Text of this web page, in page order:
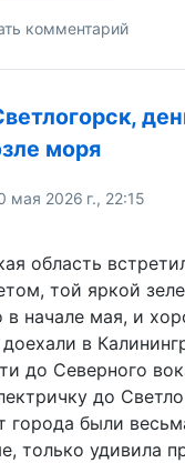
комментарий
моря
мая 2026 г., 22:15
область
той яркой
в начале мая, и
в
до Северного
до
города были
только удивила